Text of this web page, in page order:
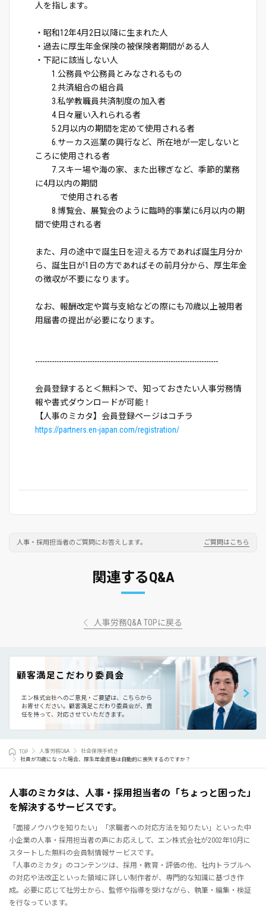
人を指します。
・昭和12年4月2日以降に生まれた人
・過去に厚生年金保険の被保険者期間がある人
・下記に該当しない人
1.公務員や公務員とみなされるもの
2.共済組合の組合員
3.私学教職員共済制度の加入者
4.日々雇い入れられる者
5.2月以内の期間を定めて使用される者
6.サーカス巡業の興行など、所在地が一定しないと
ころに使用される者
7.スキー場や海の家、また出稼ぎなど、季節的業務
に4月以内の期間
で使用される者
8.博覧会、展覧会のように臨時的事業に6月以内の期
間で使用される者
また、月の途中で誕生日を迎える方であれば誕生月分か
ら、誕生日が1日の方であればその前月分から、厚生年金
の徴収が不要になります。
なお、報酬改定や賞与支給などの際にも70歳以上被用者
用届書の提出が必要になります。
-----------------------------------------------------------------------------
会員登録すると＜無料＞で、知っておきたい人事労務情
報や書式ダウンロードが可能！
【人事のミカタ】会員登録ページはコチラ
https://partners.en-japan.com/registration/
人事・採用担当者のご質問にお答えします。 ご質問はこちら
関連するQ&A
人事労務Q&A TOPに戻る
顧客満足こだわり委員会
エン株式会社へのご意見・ご要望は、こちらから
お寄せください。 顧客満足こだわり委員会が、責
任を持って、対応させていただきます。
TOP 人事労務Q&A
社会保険手続き
社員が70歳になった場合、厚生年金資格は自動的に喪失するのですか？
人事のミカタは、人事・採用担当者の「ちょっと困った」
を解決するサービスです。
「面接ノウハウを知りたい」「求職者への対応方法を知りたい」といった中
小企業の人事・採用担当者の声にお応えして、エン株式会社が2002年10月に
スタートした無料の会員制情報サービスです。
「人事のミカタ」のコンテンツは、採用・教育・評価の他、社内トラブルへ
の対応や法改正といった領域に詳しい制作者が、専門的な知識に基づき作
成。必要に応じて社労士から、監修や指導を受けながら、執筆・編集・検証
を行なっています。